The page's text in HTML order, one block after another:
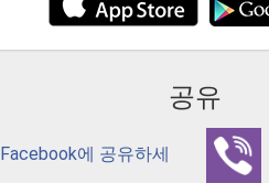
공유
Facebook에 공유하세